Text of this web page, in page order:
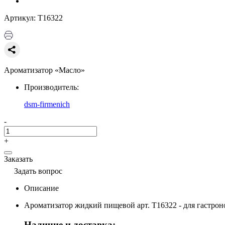
Артикул: Т16322
Ароматизатор «Масло»
Производитель:
dsm-firmenich
-
+
Заказать
Задать вопрос
Описание
Ароматизатор жидкий пищевой арт. Т16322 - для